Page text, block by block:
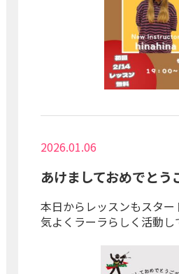
2026.01.06
あけましておめでとう
本日からレッスンもスタ
気よくラーラらしく活動し